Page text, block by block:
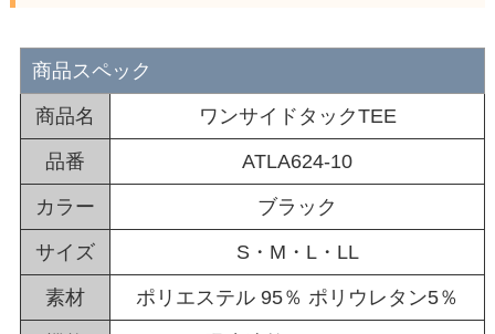
商品スペック
商品名 ワンサイドタックTEE
品番 ATLA624-10
カラー ブラック
サイズ S・M・L・LL
素材 ポリエステル 95％ ポリウレタン5％